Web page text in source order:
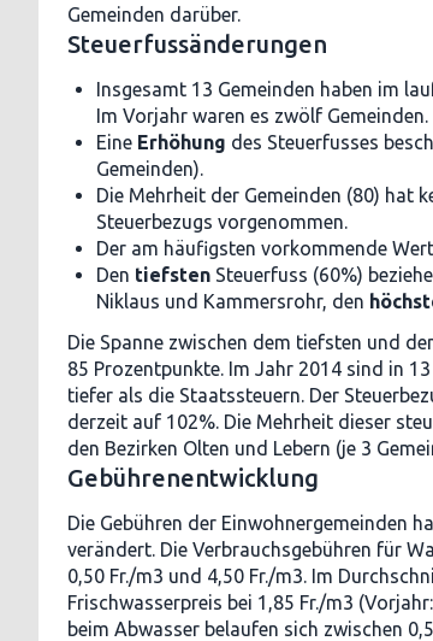
Gemeinden darüber.
Steuerfussänderungen
Insgesamt 13 Gemeinden haben im
Im Vorjahr waren es zwölf Gemeinden.
Eine Erhöhung des Steuerfusses
Gemeinden).
Die Mehrheit der Gemeinden (80) hat
Steuerbezugs vorgenommen.
Der am häufigsten vorkommende
Den tiefsten Steuerfuss (60%)
Niklaus und Kammersrohr, den
Die Spanne zwischen dem tiefsten und
85 Prozentpunkte. Im Jahr 2014 sind in
tiefer als die Staatssteuern. Der
derzeit auf 102%. Die Mehrheit dieser
den Bezirken Olten und Lebern (je 3
Gebührenentwicklung
Die Gebühren der Einwohnergemeinden
verändert. Die Verbrauchsgebühren für
0,50 Fr./m3 und 4,50 Fr./m3. Im
Frischwasserpreis bei 1,85 Fr./m3
beim Abwasser belaufen sich zwischen